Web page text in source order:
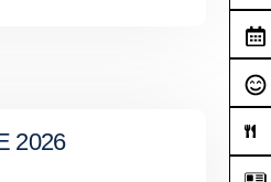
2026